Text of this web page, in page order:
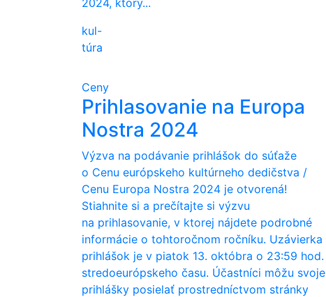
2024, ktorý...
kul-
túra
Ceny
Prihlasovanie na Europa
Nostra 2024
Výzva na podávanie prihlášok do súťaže
o Cenu európskeho kultúrneho dedičstva /
Cenu Europa Nostra 2024 je otvorená!
Stiahnite si a prečítajte si výzvu
na prihlasovanie, v ktorej nájdete podrobné
informácie o tohtoročnom ročníku. Uzávierka
prihlášok je v piatok 13. októbra o 23:59 hod.
stredoeurópskeho času. Účastníci môžu svoje
prihlášky posielať prostredníctvom stránky